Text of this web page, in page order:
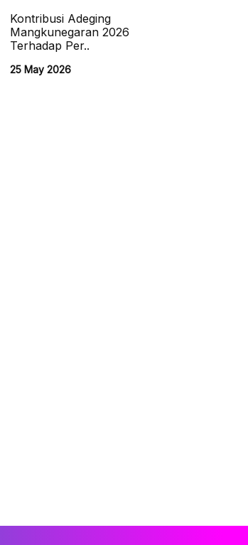
Kontribusi Adeging
Mangkunegaran 2026
Terhadap Per..
25 May 2026